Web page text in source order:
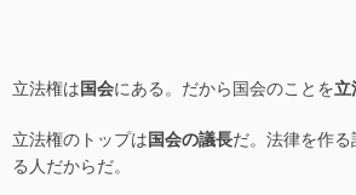
立法権は国会にある。だから国会のことを立
立法権のトップは国会の議長だ。法律を作
る人だからだ。